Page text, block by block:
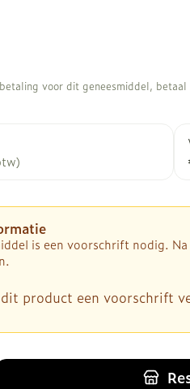
voor dit geneesmiddel,
is een voorschrift nodig.
product een voorschrift